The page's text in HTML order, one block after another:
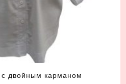
двойным карманом